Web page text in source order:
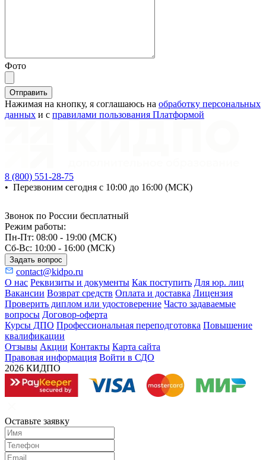
Фото
Отправить
Нажимая на кнопку, я соглашаюсь на обработку персональных
данных и с правилами пользования Платформой
8 (800) 551-28-75
• Перезвоним сегодня с 10:00 до 16:00 (МСК)
Звонок по России бесплатный
Режим работы:
Пн-Пт: 08:00 - 19:00 (МСК)
Сб-Вс: 10:00 - 16:00 (МСК)
Задать вопрос
contact@kidpo.ru
О нас Реквизиты и документы Как поступить Для юр. лиц
Вакансии Возврат средств Оплата и доставка Лицензия
Проверить диплом или удостоверение Часто задаваемые
вопросы Договор-оферта
Курсы ДПО Профессиональная переподготовка Повышение
квалификации
Отзывы Акции Контакты Карта сайта
Правовая информация Войти в СДО
2026 КИДПО
Оставьте заявку